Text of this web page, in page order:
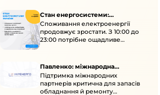
електроприладами 10:00–23:00.
Стан енергосистеми:
споживання зростає
Споживання електроенергії
продовжує зростати. З 10:00 до
23:00 потрібне ощадливе
енергоспоживання, а
перенести на нічні години.
Павленко: міжнародна
підтримка для стійкості
енергосистеми
Підтримка міжнародних
партнерів критична для запасів
обладнання й ремонту